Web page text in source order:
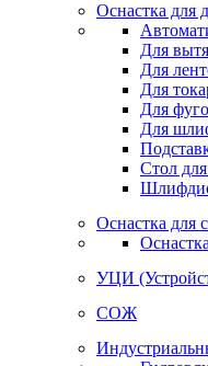
Оснастка для
Для
Для
Для
Для
Для
Стол
Оснастка для
УЦИ
СОЖ